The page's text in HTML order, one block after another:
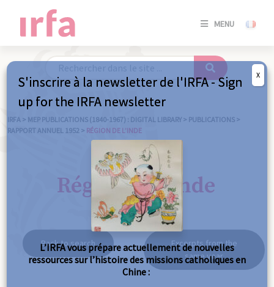
MENU
SE
/
IRFA > MEP PUBLICATIONS (1840-1967) : DIGITAL LIBRARY > PUBLICATIONS >
RAPPORT ANNUEL 1952 > RÉGION DE L’INDE
Région de l'Inde
Back to search
Excerpts from the
same year
S'inscrire à la newsletter de l'IRFA - Sign
up for the IRFA newsletter
L’IRFA vous prépare actuellement de nouvelles
ressources sur l’histoire des missions catholiques en
Chine :
X